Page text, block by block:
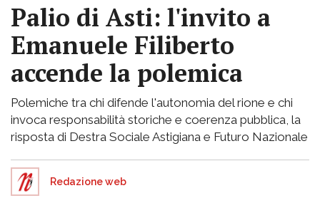
Palio di Asti: l'invito a
Emanuele Filiberto
accende la polemica
Polemiche tra chi difende l'autonomia del rione e chi
invoca responsabilità storiche e coerenza pubblica, la
risposta di Destra Sociale Astigiana e Futuro Nazionale
Redazione web